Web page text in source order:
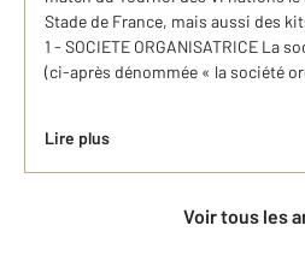
Stade de France, mais aussi des
1 - SOCIETE ORGANISATRICE La
(ci-après dénommée « la société
Lire plus
Voir tous les